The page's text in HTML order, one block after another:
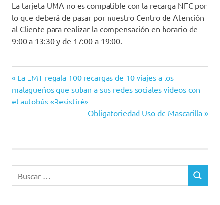
La tarjeta UMA no es compatible con la recarga NFC por
lo que deberá de pasar por nuestro Centro de Atención
al Cliente para realizar la compensación en horario de
9:00 a 13:30 y de 17:00 a 19:00.
Navegación
de
entradas
Entrada
anterior:
La EMT regala 100 recargas de 10 viajes a los
malagueños que suban a sus redes sociales vídeos con
el autobús «Resistiré»
Siguiente
entrada:
Obligatoriedad Uso de Mascarilla
BUSCAR